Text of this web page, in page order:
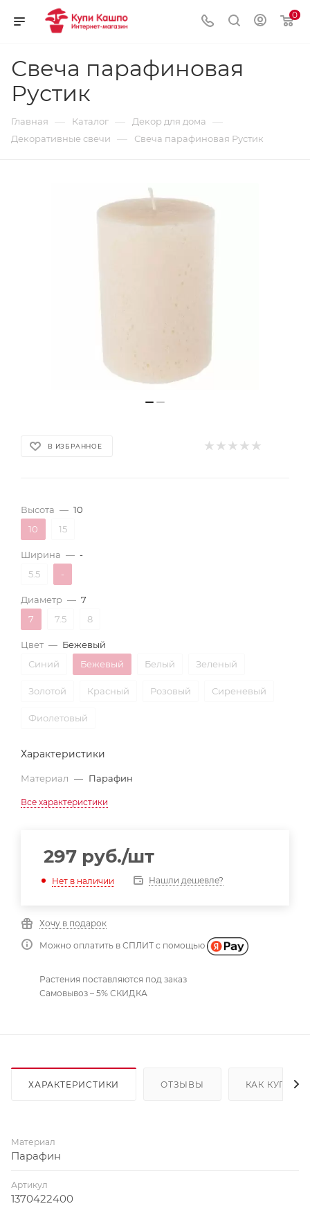
0
Свеча парафиновая
Рустик
Главная — Каталог — Декор для дома —
Декоративные свечи — Свеча парафиновая Рустик
В ИЗБРАННОЕ
Высота — 10
10
15
Ширина — -
5.5
-
Диаметр — 7
7
7.5 8
Цвет — Бежевый
Синий
Бежевый Белый Зеленый
Золотой Красный Розовый Сиреневый
Фиолетовый
Характеристики
Материал — Парафин
Все характеристики
297 руб./шт
Нет в наличии Нашли дешевле?
Хочу в подарок
Можно оплатить в СПЛИТ с помощью
Растения поставляются под заказ
Самовывоз – 5% СКИДКА
ХАРАКТЕРИСТИКИ ОТЗЫВЫ КАК КУПИТЬ
Материал
Парафин
Артикул
1370422400